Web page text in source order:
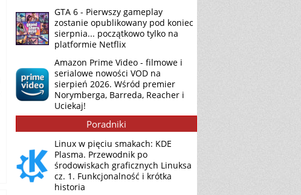
GTA 6 - Pierwszy gameplay
zostanie opublikowany pod koniec
sierpnia... początkowo tylko na
platformie Netflix
Amazon Prime Video - filmowe i
serialowe nowości VOD na
sierpień 2026. Wśród premier
Norymberga, Barreda, Reacher i
Uciekaj!
Poradniki
Linux w pięciu smakach: KDE
Plasma. Przewodnik po
środowiskach graficznych Linuksa
cz. 1. Funkcjonalność i krótka
historia